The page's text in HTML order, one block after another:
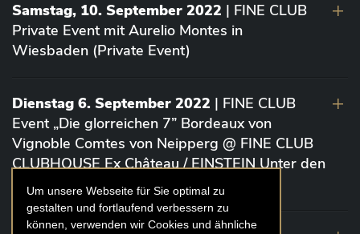
Um unsere Webseite für Sie optimal zu
gestalten und fortlaufend verbessern zu
können, verwenden wir Cookies und ähnliche
Samstag, 10. September 2022 | FINE CLUB
Private Event mit Aurelio Montes in
Wiesbaden (Private Event)
Dienstag 6. September 2022 | FINE CLUB
Event „Die glorreichen 7” Bordeaux von
Vignoble Comtes von Neipperg @ FINE CLUB
CLUBHOUSE Ex Château / EINSTEIN Unter den
Linden (Berlin)